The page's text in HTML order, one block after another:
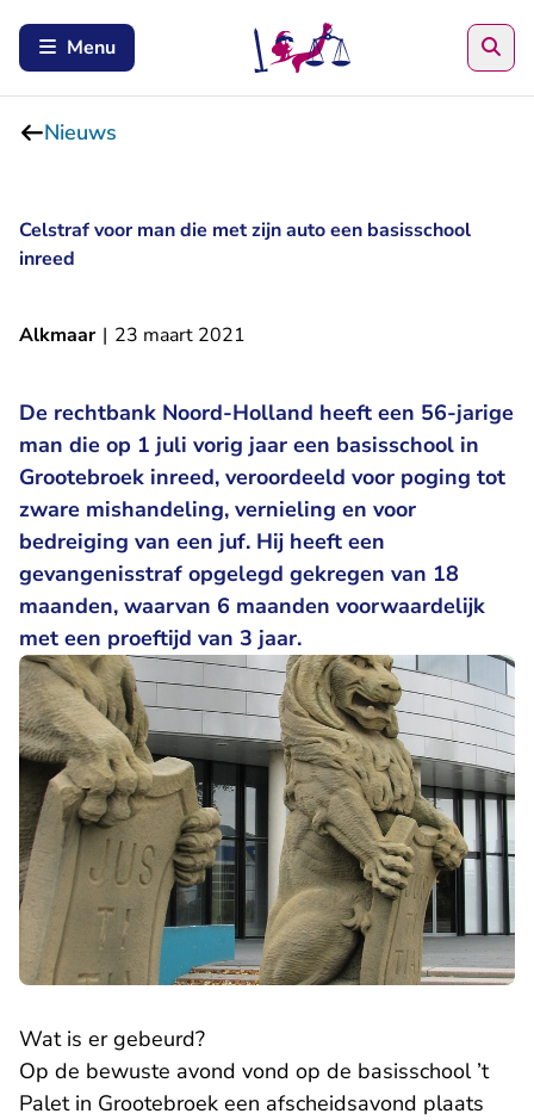
Menu
Nieuws
Celstraf voor man die met zijn auto een basisschool
inreed
Alkmaar | 23 maart 2021
De rechtbank Noord-Holland heeft een 56-jarige
man die op 1 juli vorig jaar een basisschool in
Grootebroek inreed, veroordeeld voor poging tot
zware mishandeling, vernieling en voor
bedreiging van een juf. Hij heeft een
gevangenisstraf opgelegd gekregen van 18
maanden, waarvan 6 maanden voorwaardelijk
met een proeftijd van 3 jaar.
Wat is er gebeurd?
Op de bewuste avond vond op de basisschool ’t
Palet in Grootebroek een afscheidsavond plaats